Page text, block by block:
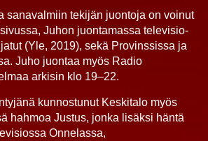
sanavalmiin tekijän juontoja on voinut
Juhon juontamassa televisio-
(Yle, 2019), sekä Provinssissa ja
Juho juontaa myös Radio
arkisin klo 19–22.
kunnostunut Keskitalo myös
hahmoa Justus, jonka lisäksi häntä
Onnelassa,